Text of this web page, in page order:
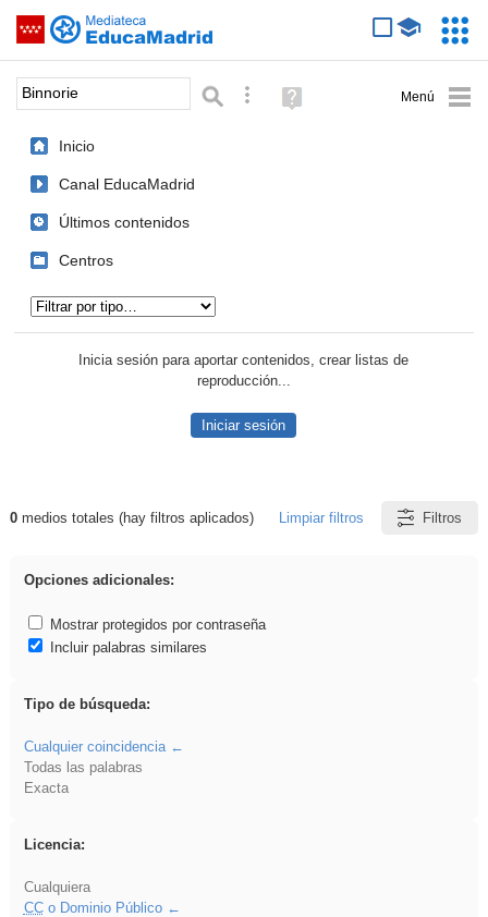
Saltar navegación
Palabra o frase: Búsqueda avanzada
Ayuda
(en
Inicio
Canal EducaMadrid
Últimos contenidos
Centros
Inicia sesión para aportar contenidos, crear listas de
reproducción...
Iniciar sesión
Resultados de: Binnorie
0medios totales (hay filtros aplicados) Limpiar filtros Filtros
Opciones adicionales:
Mostrar protegidos por contraseña
Incluir palabras similares
Tipo de búsqueda:
Cualquier coincidencia
Todas las palabras
Exacta
Licencia:
Cualquiera
CCo Dominio Público